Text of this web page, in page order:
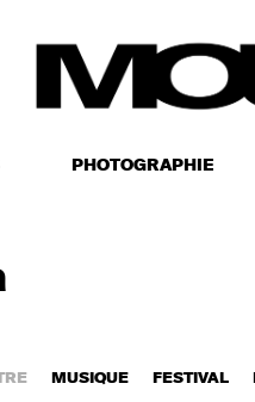
PHOTOGRAPHIE
MUSIQUE FESTIVAL